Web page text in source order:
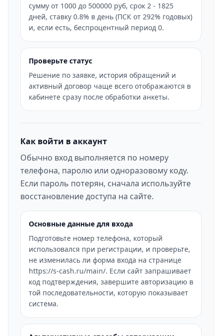
сумму от 1000 до 500000 руб, срок 2 - 1825
дней, ставку 0.8% в день (ПСК от 292% годовых)
и, если есть, беспроцентный период 0.
Проверьте статус
Решение по заявке, история обращений и
активный договор чаще всего отображаются в
кабинете сразу после обработки анкеты.
Как войти в аккаунт
Обычно вход выполняется по номеру
телефона, паролю или одноразовому коду.
Если пароль потерян, сначала используйте
восстановление доступа на сайте.
Основные данные для входа
Подготовьте номер телефона, который
использовался при регистрации, и проверьте,
не изменилась ли форма входа на странице
https://s-cash.ru/main/. Если сайт запрашивает
код подтверждения, завершите авторизацию в
той последовательности, которую показывает
система.